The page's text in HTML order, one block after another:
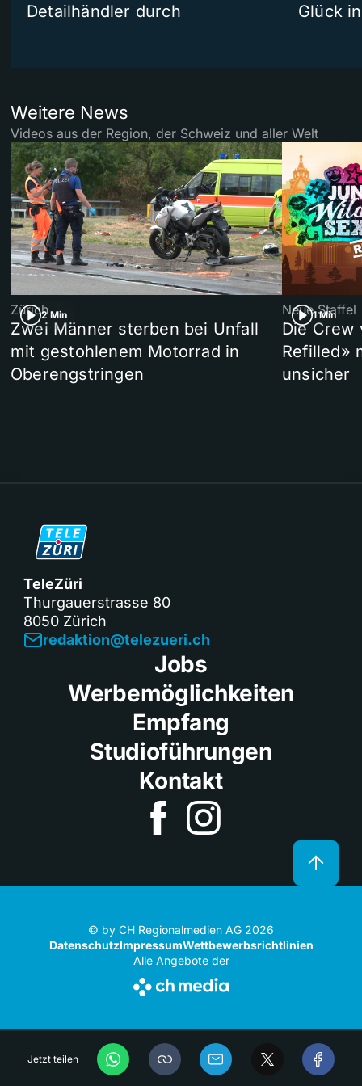
Jetzt teilen
Detailhändler durch
Glück
Weitere News
Videos aus der Region, der Schweiz und aller Welt
2 Min
Zürich
Zwei Männer sterben bei Unfall
mit gestohlenem Motorrad in
Oberengstringen
1 Min
Neue Staffel
Die Crew
Refilled»
unsicher
TeleZüri
Thurgauerstrasse 80
8050 Zürich
redaktion@telezueri.ch
Jobs
Werbemöglichkeiten
Empfang
Studioführungen
Kontakt
© by CH Regionalmedien AG 2026
DatenschutzImpressumWettbewerbsrichtlinien
Alle Angebote der